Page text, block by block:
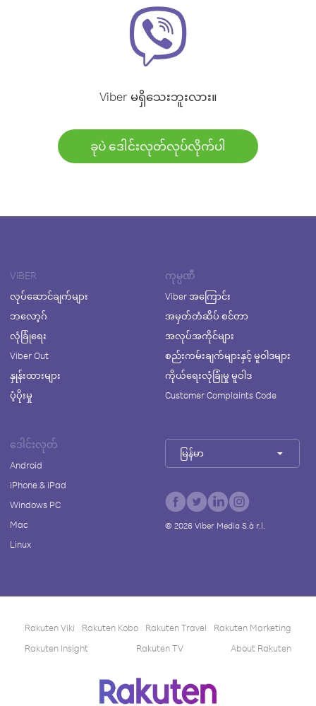
Viber မရှိသေးဘူးလား။
ခုပဲ ဒေါင်းလုတ်လုပ်လိုက်ပါ
VIBER
လုပ်ဆောင်ချက်များ
ဘလော့ဂ်
လုံခြုံရေး
Viber Out
နှုန်းထားများ
ပံ့ပိုးမှု
ကုမ္ပဏီ
Viber အကြောင်း
အမှတ်တံဆိပ် စင်တာ
အလုပ်အကိုင်များ
စည်းကမ်းချက်များနှင့် မူဝါဒများ
ကိုယ်ရေးလုံခြုံမှု မူဝါဒ
Customer Complaints Code
ဒေါင်းလုတ်
Android
iPhone & iPad
Windows PC
Mac
Linux
မြန်မာ
© 2026Viber Media S.à r.l.
Rakuten Viki Rakuten Kobo Rakuten Travel
Rakuten Marketing
Rakuten Insight
Rakuten TV About Rakuten